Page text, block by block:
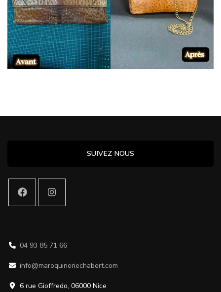
SUIVEZ NOUS
04 93 85 71 66
info@maroquineriechabert.com
6 rue Gioffredo, 06000 Nice